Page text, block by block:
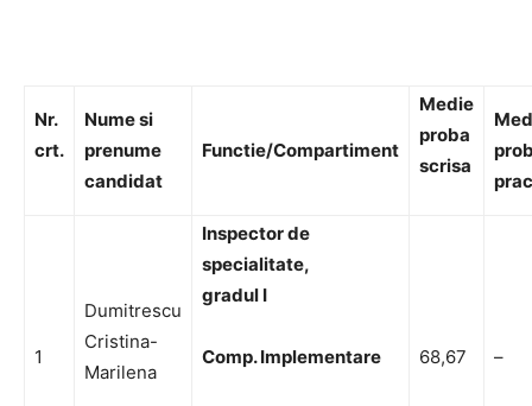
Nr.
crt.
Nume si
prenume
candidat
Functie/Compartiment
Medie
proba
scrisa
1
Dumitrescu
Cristina-
Marilena
Inspector de
specialitate,
gradul I
Comp. Implementare 68,67 –